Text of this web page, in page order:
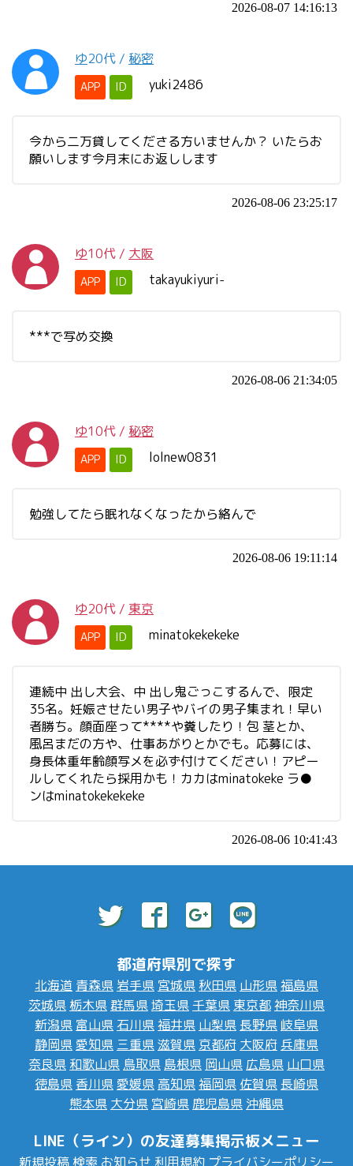
2026-08-07 14:16:13
ゆ20代 / 秘密
APP ID yuki2486
今から二万貸してくださる方いませんか？ いたらお
願いします今月末にお返しします
2026-08-06 23:25:17
ゆ10代 / 大阪
APP ID takayukiyuri-
***で写め交換
2026-08-06 21:34:05
ゆ10代 / 秘密
APP ID lolnew0831
勉強してたら眠れなくなったから絡んで
2026-08-06 19:11:14
ゆ20代 / 東京
APP ID minatokekekeke
連続中 出し大会、中 出し鬼ごっこするんで、限定
35名。妊娠させたい男子やバイの男子集まれ！早い
者勝ち。顔面座って****や糞したり！包 茎とか、
風呂まだの方や、仕事あがりとかでも。応募には、
身長体重年齢顔写メを必ず付けてください！アピー
ルしてくれたら採用かも！カカはminatokeke ラ●
ンはminatokekekeke
2026-08-06 10:41:43
都道府県別で探す
北海道 青森県 岩手県 宮城県 秋田県 山形県福島県
茨城県 栃木県群馬県埼玉県 千葉県 東京都神奈川県
新潟県 富山県 石川県福井県 山梨県 長野県 岐阜県
静岡県愛知県 三重県滋賀県 京都府 大阪府 兵庫県
奈良県 和歌山県 鳥取県 島根県 岡山県 広島県 山口県
徳島県 香川県愛媛県 高知県福岡県 佐賀県 長崎県
熊本県 大分県 宮崎県 鹿児島県 沖縄県
LINE（ライン）の友達募集掲示板メニュー
新規投稿 検索 お知らせ 利用規約 プライバシーポリシー